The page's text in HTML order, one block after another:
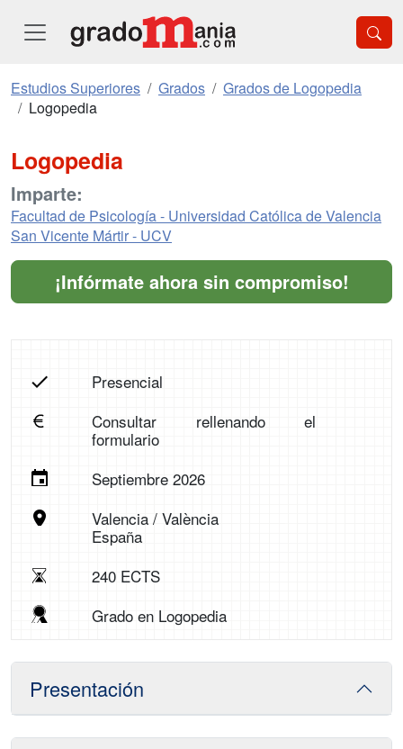
Estudios Superiores Grados
Grados de Logopedia
Logopedia
Logopedia
Imparte:
Facultad de Psicología - Universidad Católica de Valencia
San Vicente Mártir - UCV
¡Infórmate ahora sin compromiso!
Presencial
Consultar rellenando el
formulario
Septiembre 2026
Valencia / València
España
240 ECTS
Grado en Logopedia
Presentación